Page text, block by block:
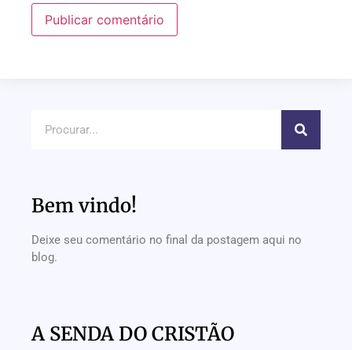
Bem vindo!
Deixe seu comentário no final da postagem aqui no
blog.
A SENDA DO CRISTÃO